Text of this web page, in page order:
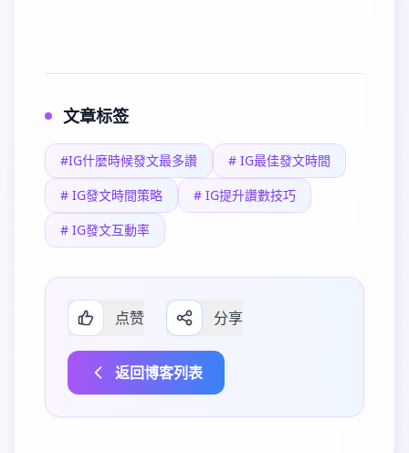
文章标签
#IG什麼時候發文最多讚
# IG最佳發文時間
# IG發文時間策略
# IG提升讚數技巧
# IG發文互動率
点赞 分享
返回博客列表